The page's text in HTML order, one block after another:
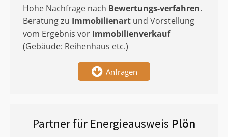
Hohe Nachfrage nach Bewertungs-verfahren.
Beratung zu Immobilienart und Vorstellung
vom Ergebnis vor Immobilienverkauf
(Gebäude: Reihenhaus etc.)
Anfragen
Partner für Energieausweis Plön